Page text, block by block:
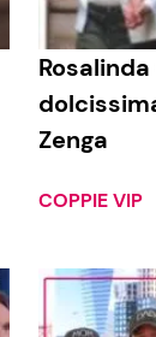
Zenga
COPPIE VIP